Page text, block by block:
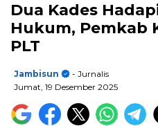
Dua Kades
Hukum, Pemkab
PLT
Jambisun
- Jurnalis
Jumat, 19 Desember 2025